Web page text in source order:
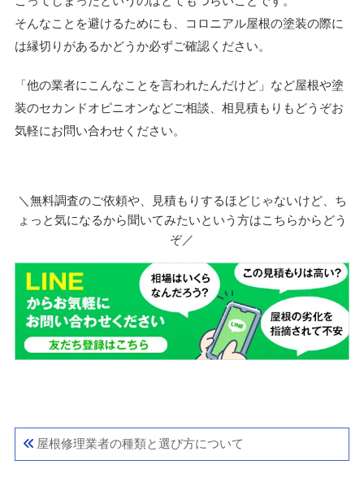
そんなことを避けるためにも、コロニアル屋根の塗装の際に
は縁切りがあるかどうか必ずご確認ください。
「他の業者にこんなことを言われたんだけど」など屋根や塗
装のセカンドオピニオンなどご相談、相見積もりもどうぞお
気軽にお問い合わせください。
＼無料調査のご依頼や、見積もりするほどじゃないけど、ち
ょっと気になるから聞いてみたいという方はこちらからどう
ぞ／
屋根修理業者の種類と選び方について